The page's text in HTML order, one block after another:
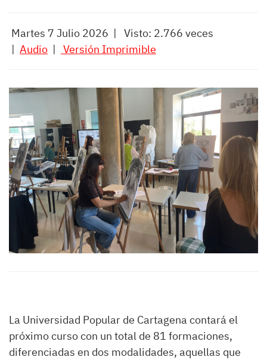
Martes 7 Julio 2026 | Visto: 2.766 veces
| Audio | Versión Imprimible
La Universidad Popular de Cartagena contará el
próximo curso con un total de 81 formaciones,
diferenciadas en dos modalidades, aquellas que